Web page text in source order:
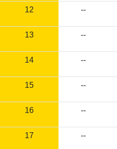
12 --
13 --
14 --
15 --
16 --
17 --